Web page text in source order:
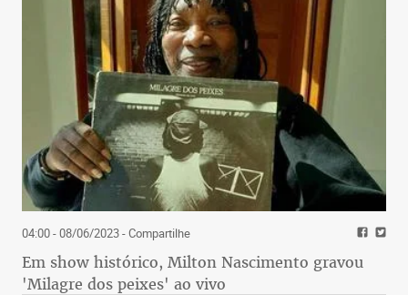
04:00 - 08/06/2023- Compartilhe
Em show histórico, Milton Nascimento gravou
'Milagre dos peixes' ao vivo